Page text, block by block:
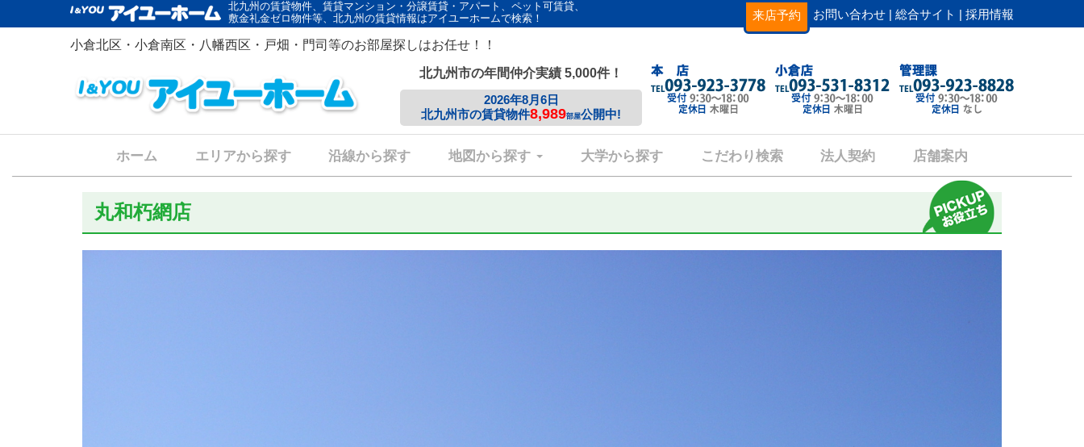
北九州の賃貸物件、賃貸マンション・分譲賃貸・アパート、ペット可賃貸、
敷金礼金ゼロ物件等、北九州の賃貸情報はアイユーホームで検索！
来店予約 お問い合わせ | 総合サイト | 採用情報
小倉北区・小倉南区・八幡西区・戸畑・門司等のお部屋探しはお任せ！！
北九州市の年間仲介実績 5,000件！
2026年8月6日
北九州市の賃貸物件8,989部屋公開中!
ホーム エリアから探す 沿線から探す 地図から探す 大学から探す こだわり検索 法人契約 店舗案内
丸和朽網店